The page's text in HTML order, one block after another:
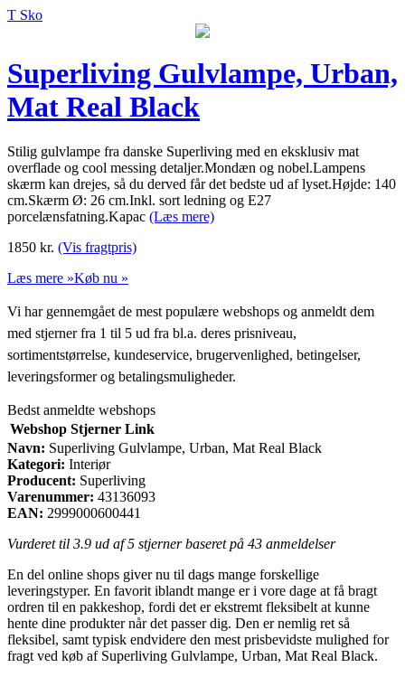
T Sko
Superliving Gulvlampe, Urban,
Mat Real Black
Stilig gulvlampe fra danske Superliving med en eksklusiv mat
overflade og cool messing detaljer.Mondæn og nobel.Lampens
skærm kan drejes, så du derved får det bedste ud af lyset.Højde: 140
cm.Skærm Ø: 26 cm.Inkl. sort ledning og E27
porcelænsfatning.Kapac (Læs mere)
1850 kr. (Vis fragtpris)
Læs mere »Køb nu »
Vi har gennemgået de mest populære webshops og anmeldt dem
med stjerner fra 1 til 5 ud fra bl.a. deres prisniveau,
sortimentstørrelse, kundeservice, brugervenlighed, betingelser,
leveringsformer og betalingsmuligheder.
Bedst anmeldte webshops
Webshop Stjerner Link
Navn: Superliving Gulvlampe, Urban, Mat Real Black
Kategori: Interiør
Producent: Superliving
Varenummer: 43136093
EAN: 2999000600441
Vurderet til 3.9 ud af 5 stjerner baseret på 43 anmeldelser
En del online shops giver nu til dags mange forskellige
leveringstyper. En favorit iblandt mange er i vore dage at få bragt
ordren til en pakkeshop, fordi det er ekstremt fleksibelt at kunne
hente dine produkter når det passer dig. Den er nemlig ret så
fleksibel, samt typisk endvidere den mest prisbevidste mulighed for
fragt ved køb af Superliving Gulvlampe, Urban, Mat Real Black.